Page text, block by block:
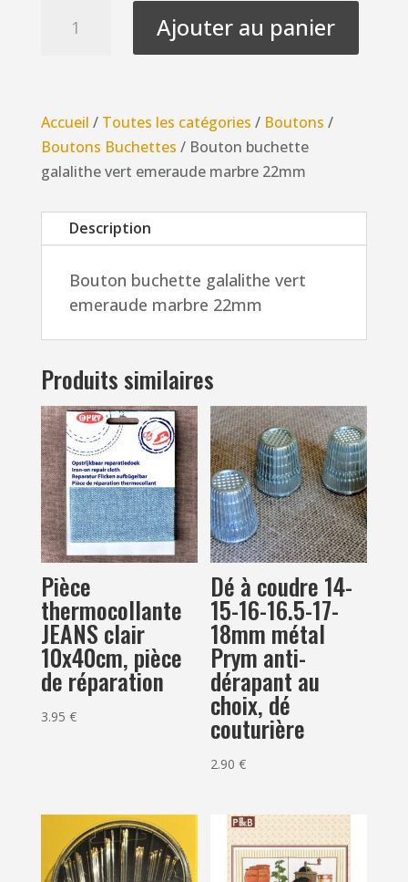
vert
emeraude
marbre
22mm
Ajouter au panier
Accueil / Toutes les catégories / Boutons /
Boutons Buchettes / Bouton buchette
galalithe vert emeraude marbre 22mm
Description
Bouton buchette galalithe vert
emeraude marbre 22mm
Produits similaires
Pièce
thermocollante
JEANS clair
10x40cm, pièce
de réparation
3.95 €
Dé à coudre 14-
15-16-16.5-17-
18mm métal
Prym anti-
dérapant au
choix, dé
couturière
2.90€